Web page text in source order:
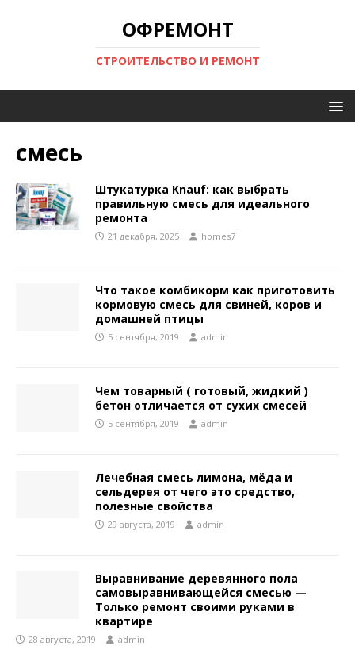
ОФРЕМОНТ
СТРОИТЕЛЬСТВО И РЕМОНТ
смесь
Штукатурка Knauf: как выбрать
правильную смесь для идеального
ремонта
21 декабря, 2025 homes7
Что такое комбикорм как приготовить
кормовую смесь для свиней, коров и
домашней птицы
5 сентября, 2019 admin
Чем товарный ( готовый, жидкий )
бетон отличается от сухих смесей
5 сентября, 2019 admin
Лечебная смесь лимона, мёда и
сельдерея от чего это средство,
полезные свойства
29 августа, 2019 admin
Выравнивание деревянного пола
самовыравнивающейся смесью —
Только ремонт своими руками в
квартире
28 августа, 2019 admin